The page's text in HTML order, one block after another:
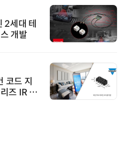
USA 2
비즈니
20
주기 아